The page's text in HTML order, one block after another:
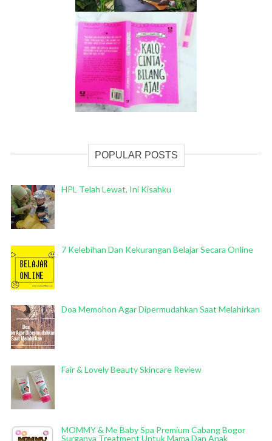
POPULAR POSTS
HPL Telah Lewat, Ini Kisahku
7 Kelebihan Dan Kekurangan Belajar Secara Online
Doa Memohon Agar Dipermudahkan Saat Melahirkan
Fair & Lovely Beauty Skincare Review
MOMMY & Me Baby Spa Premium Cabang Bogor
Surganya Treatment Untuk Mama Dan Anak